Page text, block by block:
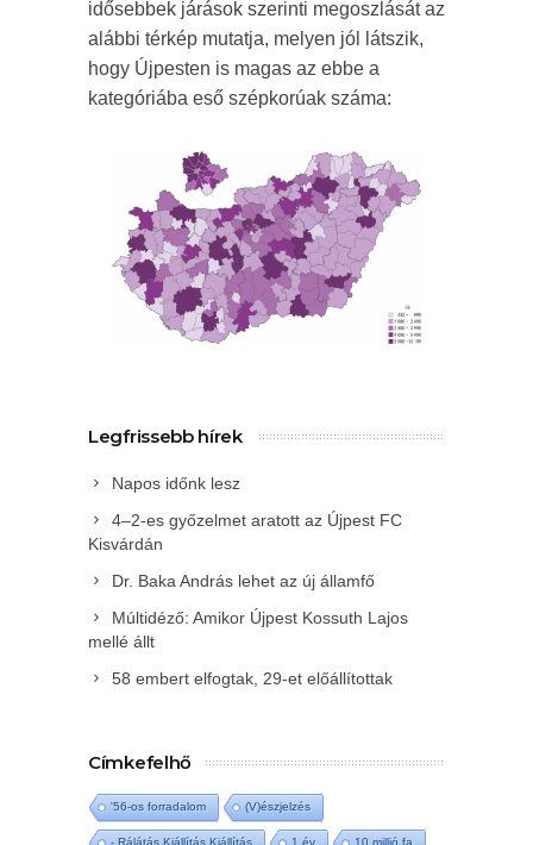
idősebbek járások szerinti megoszlását az
alábbi térkép mutatja, melyen jól látszik,
hogy Újpesten is magas az ebbe a
kategóriába eső szépkorúak száma:
Legfrissebb hírek
Napos időnk lesz
4–2-es győzelmet aratott az Újpest FC
Kisvárdán
Dr. Baka András lehet az új államfő
Múltidéző: Amikor Újpest Kossuth Lajos
mellé állt
58 embert elfogtak, 29-et előállítottak
Címkefelhő
'56-os forradalom (V)észjelzés